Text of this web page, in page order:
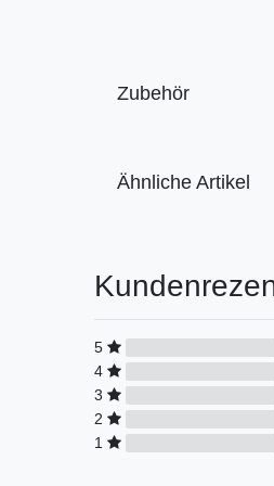
Zubehör
Ähnliche Artikel
5
4
3
2
1